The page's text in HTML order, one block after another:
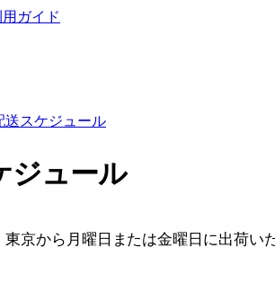
ガイド
送スケジュール
ジュール
東京から月曜日または金曜日に出荷い